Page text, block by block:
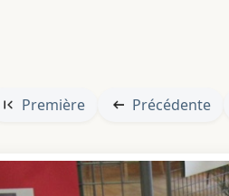
Première Précédente